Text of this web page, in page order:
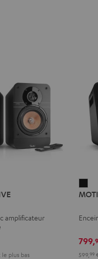
amplificateur
plus bas
XL
799,
599,99